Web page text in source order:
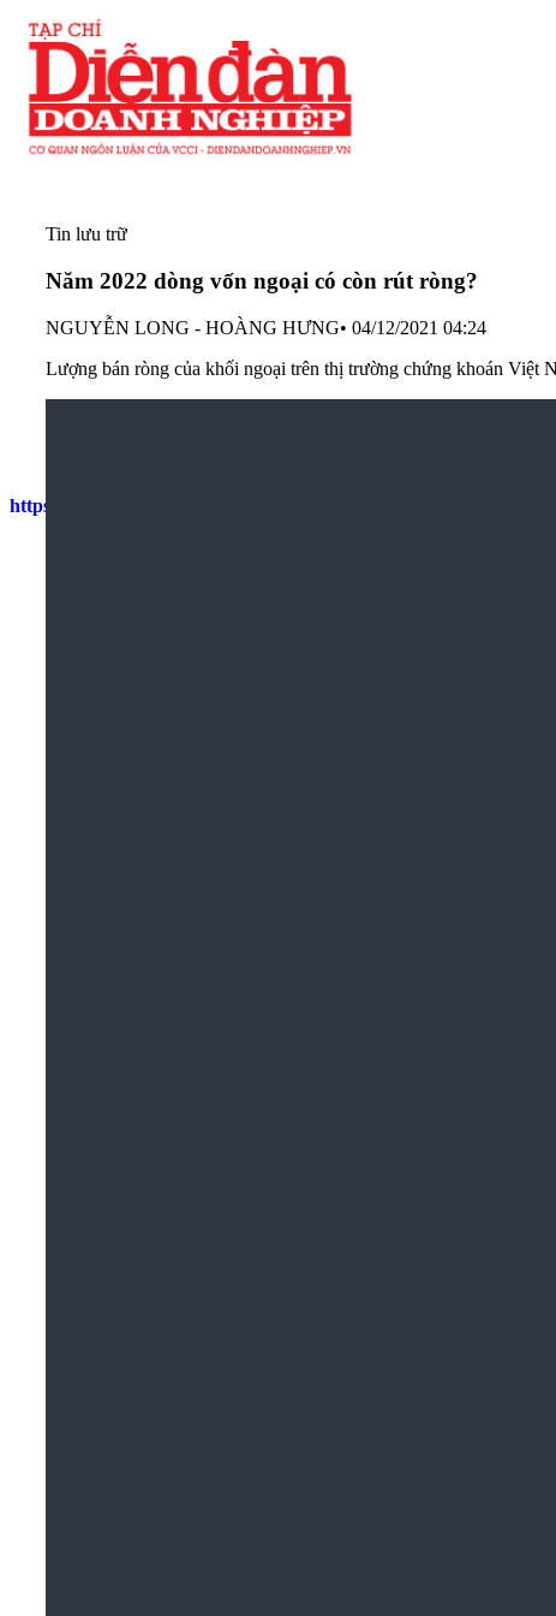
Tin lưu trữ
Năm 2022 dòng vốn ngoại có còn rút ròng?
NGUYỄN LONG - HOÀNG HƯNG• 04/12/2021 04:24
Lượng bán ròng của khối ngoại trên thị trường chứng khoán Việt
https://diendandoanhnghiep.vn/nam-2022-dong-von-ngoai-co-con-